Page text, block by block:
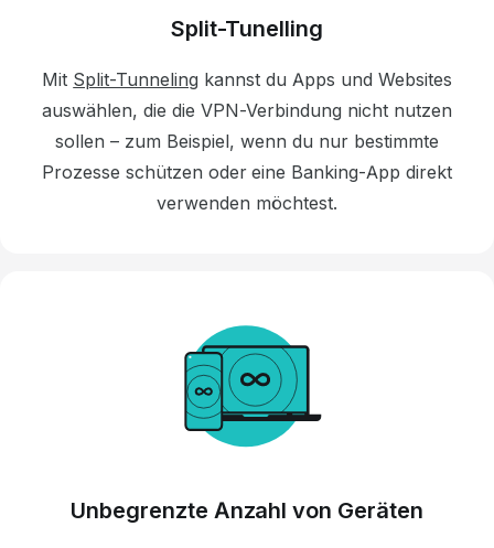
Split-Tunelling
Mit Split-Tunneling kannst du Apps und Websites
auswählen, die die VPN-Verbindung nicht nutzen
sollen – zum Beispiel, wenn du nur bestimmte
Prozesse schützen oder eine Banking-App direkt
verwenden möchtest.
Unbegrenzte Anzahl von Geräten